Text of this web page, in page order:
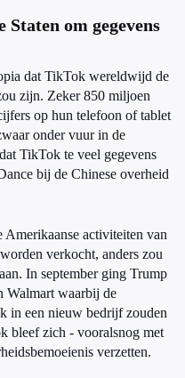
Staten om gegevens
dat TikTok wereldwijd de
zijn. Zeker 850 miljoen
op hun telefoon of tablet
onder vuur in de
TikTok te veel gegevens
bij de Chinese overheid
Amerikaanse activiteiten van
verkocht, anders zou
In september ging Trump
Walmart waarbij de
in een nieuw bedrijf zouden
bleef zich - vooralsnog met
verzetten.